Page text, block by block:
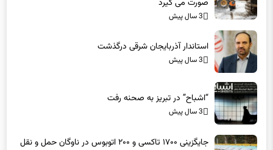
3 سال پیش
3 سال پیش
عمومی تبریز